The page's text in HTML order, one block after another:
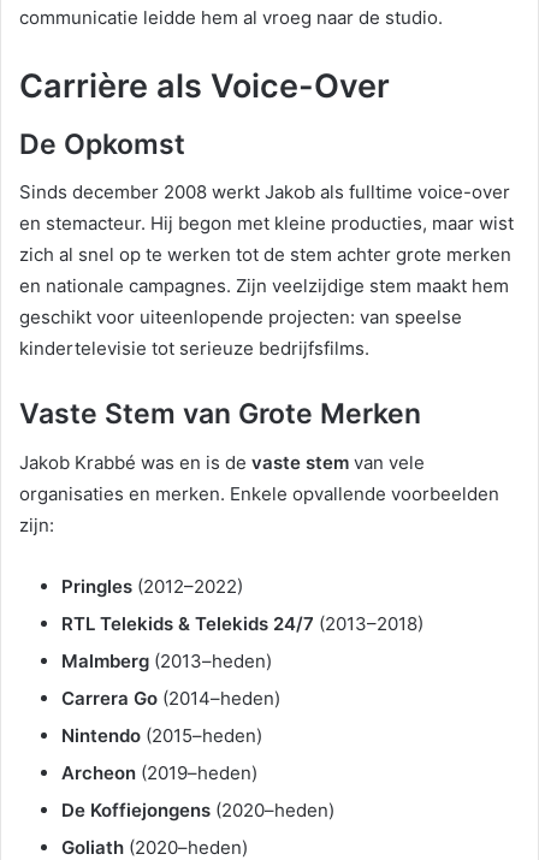
communicatie leidde hem al vroeg naar de studio.
Carrière als Voice-Over
De Opkomst
Sinds december 2008 werkt Jakob als fulltime voice-over
en stemacteur. Hij begon met kleine producties, maar wist
zich al snel op te werken tot de stem achter grote merken
en nationale campagnes. Zijn veelzijdige stem maakt hem
geschikt voor uiteenlopende projecten: van speelse
kindertelevisie tot serieuze bedrijfsfilms.
Vaste Stem van Grote Merken
Jakob Krabbé was en is de vaste stem van vele
organisaties en merken. Enkele opvallende voorbeelden
zijn:
Pringles (2012–2022)
RTL Telekids & Telekids 24/7 (2013–2018)
Malmberg (2013–heden)
Carrera Go (2014–heden)
Nintendo (2015–heden)
Archeon (2019–heden)
De Koffiejongens (2020–heden)
Goliath (2020–heden)